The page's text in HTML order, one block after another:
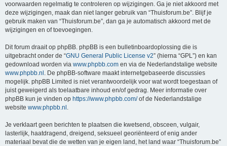
voorwaarden regelmatig te controleren op wijzigingen. Ga je niet akkoord met
deze wijzigingen, maak dan niet langer gebruik van “Thuisforum.be”. Blijf je
gebruik maken van “Thuisforum.be”, dan ga je automatisch akkoord met de
wijzigingen en of toevoegingen.
Dit forum draait op phpBB. phpBB is een bulletinboardoplossing die is
uitgebracht onder de “GNU General Public License v2” (hierna “GPL”) en kan
gedownload worden via www.phpbb.com en via de Nederlandstalige website
www.phpbb.nl . De phpBB-software maakt internetgebaseerde discussies
mogelijk. phpBB Limited is niet verantwoordelijk voor wat wordt toegestaan of
juist geweigerd als toelaatbare inhoud en/of gedrag. Meer informatie over
phpBB kun je vinden op https://www.phpbb.com/of de Nederlandstalige
website www.phpbb.nl .
Je verklaart geen berichten te plaatsen die kwetsend, obsceen, vulgair,
lasterlijk, haatdragend, dreigend, seksueel georiënteerd of enig ander
materiaal bevat die de wetten van je eigen land, het land waar “Thuisforum.be”